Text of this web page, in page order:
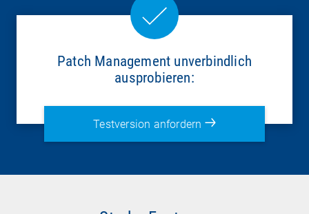
Patch Management unverbindlich
ausprobieren:
Testversion anfordern